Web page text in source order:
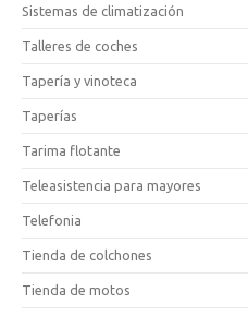
Sistemas de climatización
Talleres de coches
Tapería y vinoteca
Taperías
Tarima flotante
Teleasistencia para mayores
Telefonia
Tienda de colchones
Tienda de motos